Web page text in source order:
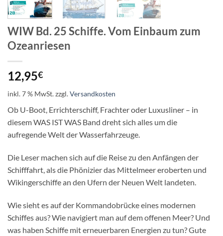
WIW Bd. 25 Schiffe. Vom Einbaum zum
Ozeanriesen
12,95€
inkl. 7 % MwSt.zzgl.Versandkosten
Ob U-Boot, Errichterschiff, Frachter oder Luxusliner – in
diesem WAS IST WAS Band dreht sich alles um die
aufregende Welt der Wasserfahrzeuge.
Die Leser machen sich auf die Reise zu den Anfängen der
Schifffahrt, als die Phönizier das Mittelmeer eroberten und
Wikingerschiffe an den Ufern der Neuen Welt landeten.
Wie sieht es auf der Kommandobrücke eines modernen
Schiffes aus? Wie navigiert man auf dem offenen Meer? Und
was haben Schiffe mit erneuerbaren Energien zu tun? Gute